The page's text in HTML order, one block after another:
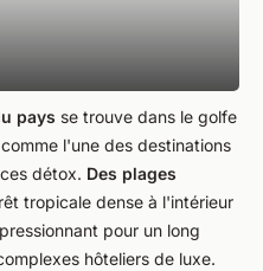
pays se trouve dans le golfe
l'une des destinations
détox. Des plages
tropicale dense à l'intérieur
pour un long
hôteliers de luxe.